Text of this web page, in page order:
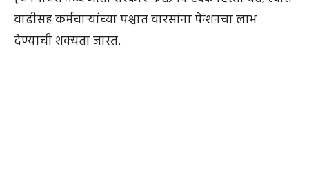
वाढीसह कर्मचाऱ्यांच्या पश्चात वारसांना पेन्शनचा लाभ
देण्याची शक्यता जास्त.